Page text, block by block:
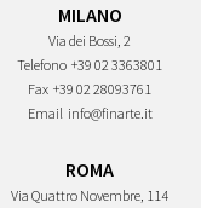
MILANO
Via dei Bossi, 2
Telefono +39 02 3363801
Fax +39 02 28093761
Email info@finarte.it
ROMA
Via Quattro Novembre, 114